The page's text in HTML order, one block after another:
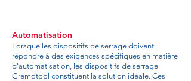
Automatisation
Lorsque les dispositifs de serrage doivent
répondre à des exigences spécifiques en matière
d'automatisation, les dispositifs de serrage
Gremotool constituent la solution idéale. Ces